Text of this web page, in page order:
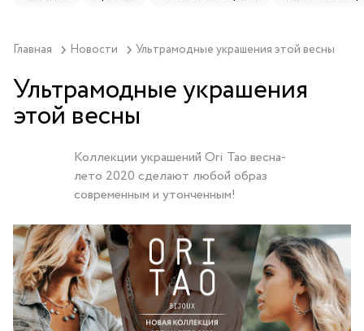
Главная Новости Ультрамодные украшения этой весны
Ультрамодные украшения
этой весны
Коллекции украшений Ori Tao весна-
лето 2020 сделают любой образ
современным и утонченным!